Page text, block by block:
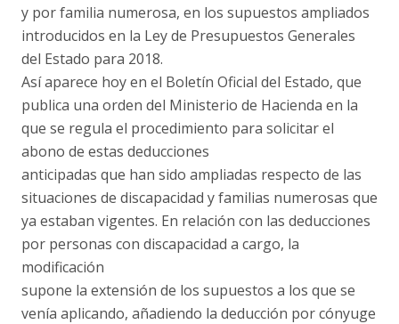
y por familia numerosa, en los supuestos ampliados
introducidos en la Ley de Presupuestos Generales
del Estado para 2018.
Así aparece hoy en el Boletín Oficial del Estado, que
publica una orden del Ministerio de Hacienda en la
que se regula el procedimiento para solicitar el
abono de estas deducciones
anticipadas que han sido ampliadas respecto de las
situaciones de discapacidad y familias numerosas que
ya estaban vigentes. En relación con las deducciones
por personas con discapacidad a cargo, la
modificación
supone la extensión de los supuestos a los que se
venía aplicando, añadiendo la deducción por cónyuge